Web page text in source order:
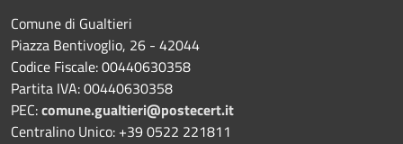
Comune di Gualtieri
Piazza Bentivoglio, 26 - 42044
Codice Fiscale: 00440630358
Partita IVA: 00440630358
PEC:comune.gualtieri@postecert.it
Centralino Unico: +39 0522 221811